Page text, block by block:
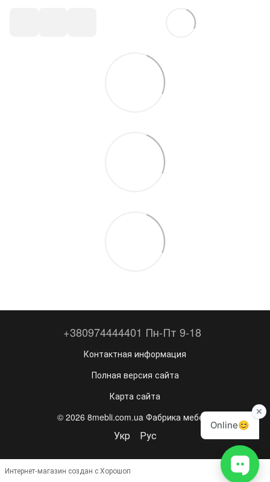
+380974444401 Пн-Пт 9-18
Контактная информация
Полная версия сайта
Карта сайта
© 2026 8mebli.com.ua Фабрика мебели
Укр Рус
Интернет-магазин создан с Хорошоп